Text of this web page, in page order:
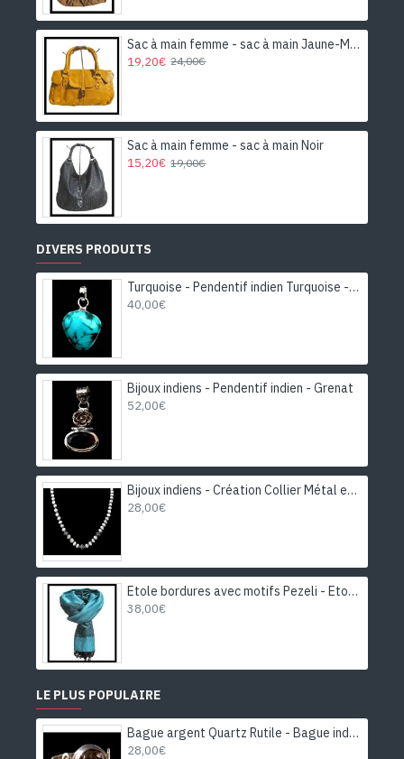
Sac à main femme - sac à main Jaune-Moutarde
19,20€ 24,00€
Sac à main femme - sac à main Noir
15,20€ 19,00€
DIVERS PRODUITS
Turquoise - Pendentif indien Turquoise - Bijoux Inde
40,00€
Bijoux indiens - Pendentif indien - Grenat
52,00€
Bijoux indiens - Création Collier Métal et Pierre de Lune
28,00€
Etole bordures avec motifs Pezeli - Etole indienne
38,00€
LE PLUS POPULAIRE
Bague argent Quartz Rutile - Bague indienne - Bijoux indiens
28,00€